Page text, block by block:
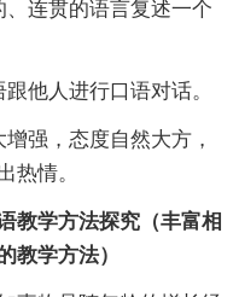
、连贯的语言复述一个
他人进行口语对话。
强，态度自然大方，
热情。
教学方法探究（丰富相
教学方法）